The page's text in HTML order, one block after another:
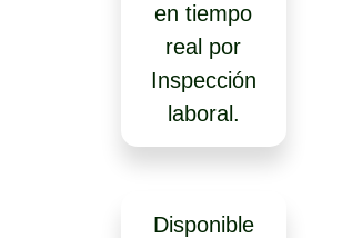
en tiempo
real por
Inspección
laboral.
Disponible